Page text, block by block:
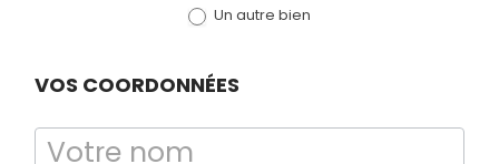
Un autre bien
VOS COORDONNÉES